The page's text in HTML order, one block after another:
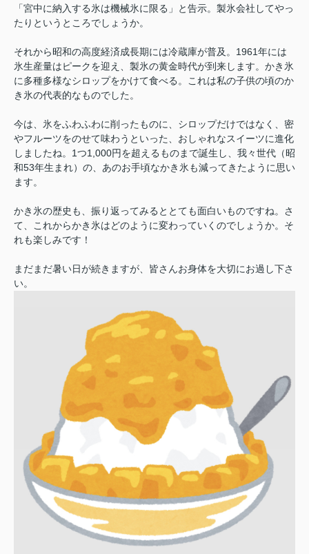
「宮中に納入する氷は機械氷に限る」と告示。製氷会社してやっ
たりというところでしょうか。
それから昭和の高度経済成長期には冷蔵庫が普及。1961年には
氷生産量はピークを迎え、製氷の黄金時代が到来します。かき氷
に多種多様なシロップをかけて食べる。これは私の子供の頃のか
き氷の代表的なものでした。
今は、氷をふわふわに削ったものに、シロップだけではなく、密
やフルーツをのせて味わうといった、おしゃれなスイーツに進化
しましたね。1つ1,000円を超えるものまで誕生し、我々世代（昭
和53年生まれ）の、あのお手頃なかき氷も減ってきたように思い
ます。
かき氷の歴史も、振り返ってみるととても面白いものですね。さ
て、これからかき氷はどのように変わっていくのでしょうか。そ
れも楽しみです！
まだまだ暑い日が続きますが、皆さんお身体を大切にお過し下さ
い。